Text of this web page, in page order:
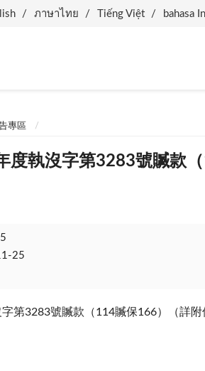
ภาษาไทย Tiếng Việt bahasa
專區
度執沒字第3283號贓款
25
第3283號贓款（114贓保166）（詳附